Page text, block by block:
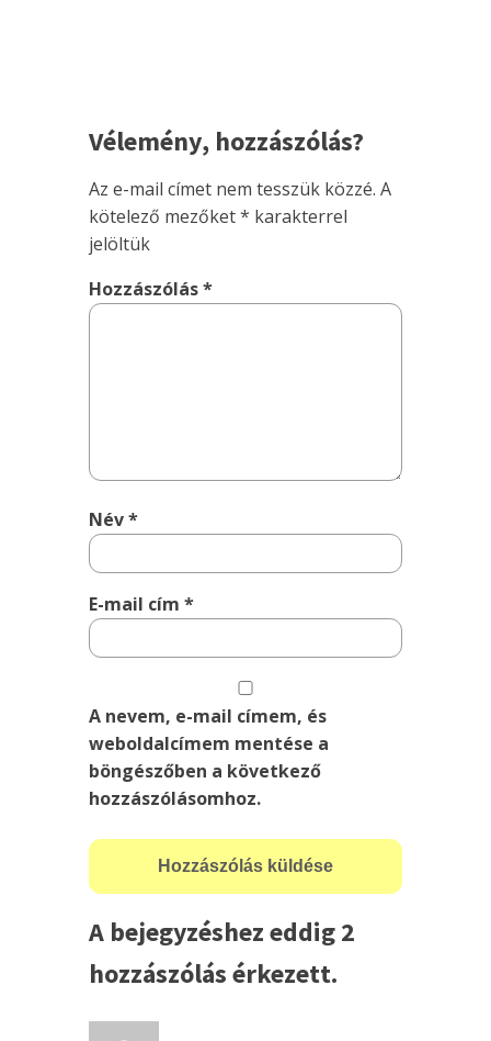
Vélemény, hozzászólás?
Az e-mail címet nem tesszük közzé. A
kötelező mezőket* karakterrel
jelöltük
Hozzászólás*
Név*
E-mail cím*
A nevem, e-mail címem, és
weboldalcímem mentése a
böngészőben a következő
hozzászólásomhoz.
A bejegyzéshez eddig 2
hozzászólás érkezett.